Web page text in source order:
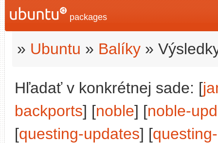
packages
» Ubuntu » Balíky »
Hľadať v konkrétnej sade: [
backports] [noble] [noble-
[questing-updates] [